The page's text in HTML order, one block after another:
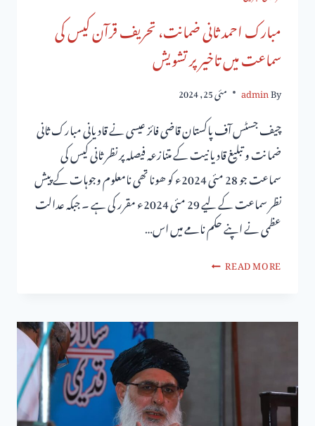
مبارک احمد ثانی ضمانت، تحریف قرآن کیس کی
سماعت میں تاخیر پر تشویش
By
admin مئی 25, 2024
چیف جسٹس آف پاکستان قاضی فائز عیسی نے قادیانی مبارک ثانی
ضمانت و تبلیغ قادیانیت کے متنازعہ فیصلہ پر نظر ثانی کیس کی
سماعت جو 28 مئی 2024ء کو ھونا تھی نامعلوم وجوہات کے پیش
نظر سماعت کے لیے 29 مئی 2024ء مقرر کی ہے ۔ جبکہ عدالت
عظمی نے اپنے حکم نامے میں اس…
READ MORE